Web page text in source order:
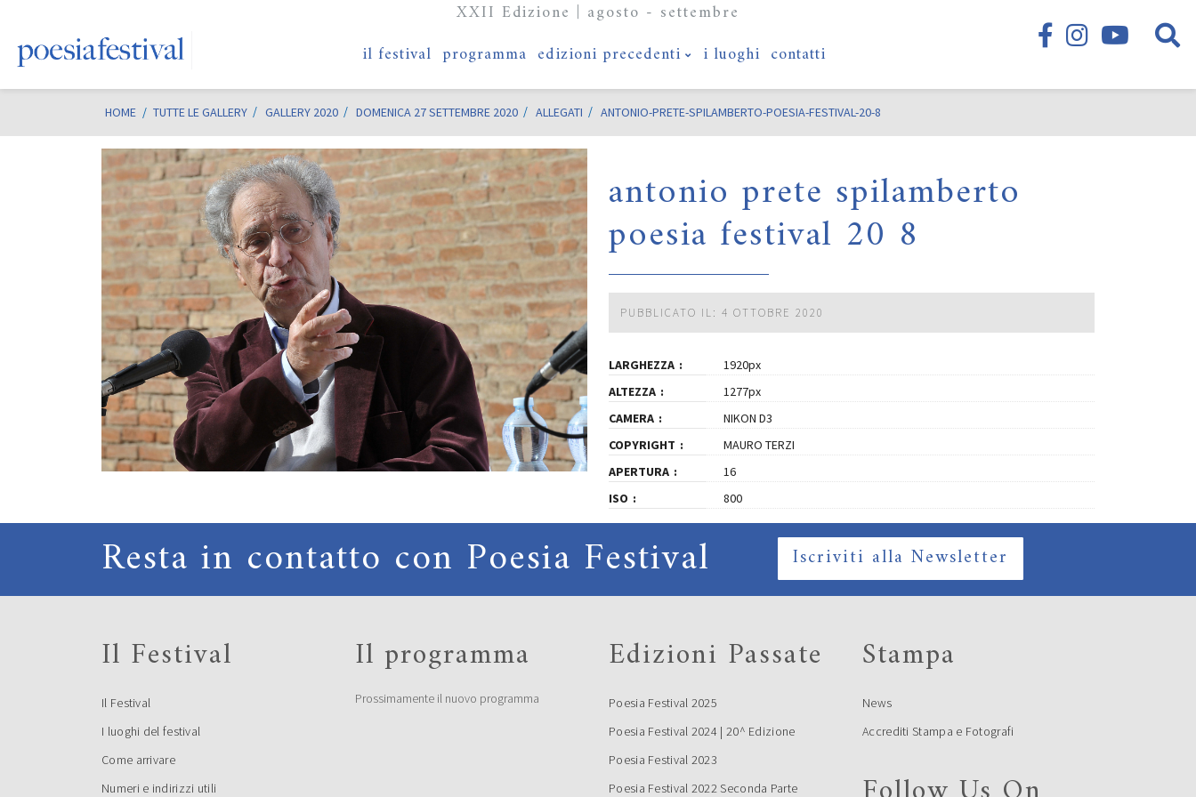
XXII Edizione | agosto - settembre
il festival programma edizioni precedenti i luoghi contatti
HOME / TUTTE LE GALLERY GALLERY 2020 DOMENICA 27 SETTEMBRE 2020 ALLEGATI ANTONIO-PRETE-SPILAMBERTO-POESIA-FESTIVAL-20-8
antonio prete spilamberto
poesia festival 20 8
PUBBLICATO IL: 4 OTTOBRE 2020
LARGHEZZA
1920px
ALTEZZA
1277px
CAMERA
NIKON D3
COPYRIGHT
MAURO TERZI
APERTURA
16
ISO
800
Resta in contatto con Poesia Festival Iscriviti alla Newsletter
Il Festival
Il Festival
I luoghi del festival
Come arrivare
Numeri e indirizzi utili
Il programma
Prossimamente il nuovo programma
Edizioni Passate
Poesia Festival 2025
Poesia Festival 2024 | 20^ Edizione
Poesia Festival 2023
Poesia Festival 2022 Seconda Parte
Stampa
News
Accrediti Stampa e Fotografi